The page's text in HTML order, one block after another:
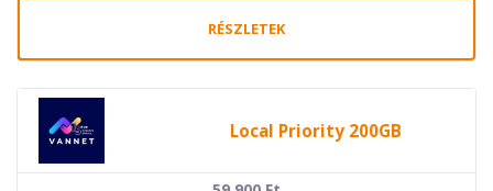
RÉSZLETEK
Local Priority 200GB